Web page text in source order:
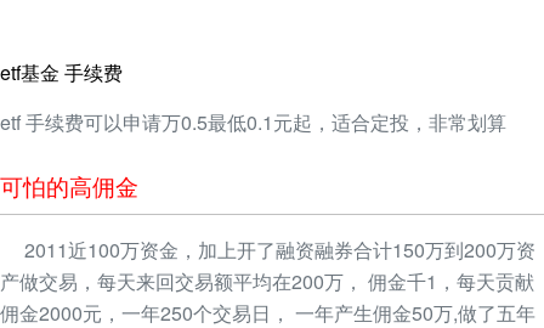
etf基金 手续费
etf 手续费可以申请万0.5最低0.1元起，适合定投，非常划算
可怕的高佣金
2011近100万资金，加上开了融资融券合计150万到200万资
产做交易，每天来回交易额平均在200万， 佣金千1，每天贡献
佣金2000元，一年250个交易日， 一年产生佣金50万,做了五年